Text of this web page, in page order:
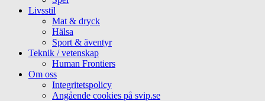
Livsstil
Mat & dryck
Hälsa
Sport & äventyr
Teknik / vetenskap
Human Frontiers
Om oss
Integritetspolicy
Angående cookies på svip.se